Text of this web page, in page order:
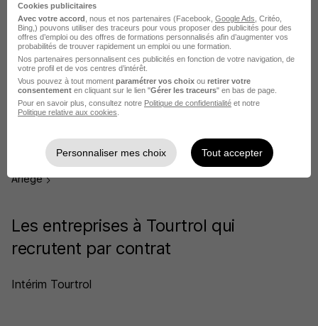
Entreprises à Foix
Entreprises à Lavelanet
Entreprises à Le Fossat
Entreprises à Mazères
Entreprises à Mirepoix
Entreprises à Pamiers
Voir plus
Parcourir les entreprises par villes dans le département de
Ariège
Les entreprises à Tourtrol qui
recrutent par contrat
Intérim Tourtrol
Cookies publicitaires
Avec votre accord , nous et nos partenaires (Facebook, Google Ads , Critéo,
Bing,) pouvons utiliser des traceurs pour vous proposer des publicités pour des
offres d’emploi ou des offres de formations personnalisés afin d’augmenter vos
probabilités de trouver rapidement un emploi ou une formation.
Nos partenaires personnalisent ces publicités en fonction de votre navigation, de
votre profil et de vos centres d’intérêt.
Vous pouvez à tout moment paramétrer vos choix ou retirer votre
consentement en cliquant sur le lien "Gérer les traceurs" en bas de page.
Pour en savoir plus, consultez notre Politique de confidentialité et notre
Politique relative aux cookies
Personnaliser mes choix Tout accepter